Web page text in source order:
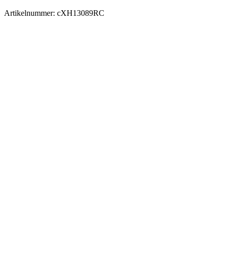
Artikelnummer: cXH13089RC